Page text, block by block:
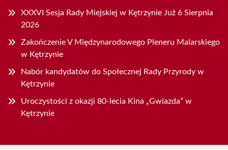
XXXVI Sesja Rady Miejskiej w Kętrzynie Już 6 Sierpnia
2026
Zakończenie V Międzynarodowego Pleneru Malarskiego
w Kętrzynie
Nabór kandydatów do Społecznej Rady Przyrody w
Kętrzynie
Uroczystości z okazji 80-lecia Kina „Gwiazda” w
Kętrzynie